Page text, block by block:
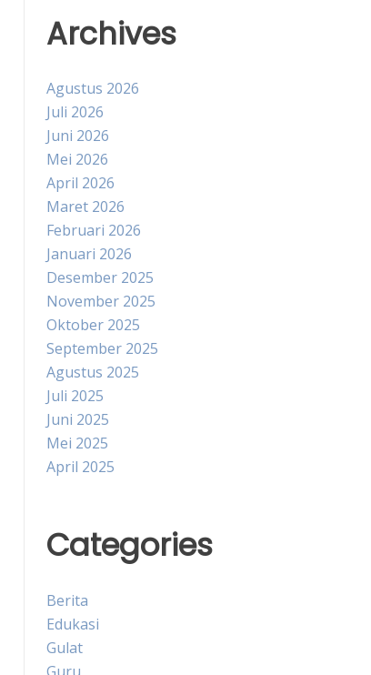
Archives
Agustus 2026
Juli 2026
Juni 2026
Mei 2026
April 2026
Maret 2026
Februari 2026
Januari 2026
Desember 2025
November 2025
Oktober 2025
September 2025
Agustus 2025
Juli 2025
Juni 2025
Mei 2025
April 2025
Categories
Berita
Edukasi
Gulat
Guru